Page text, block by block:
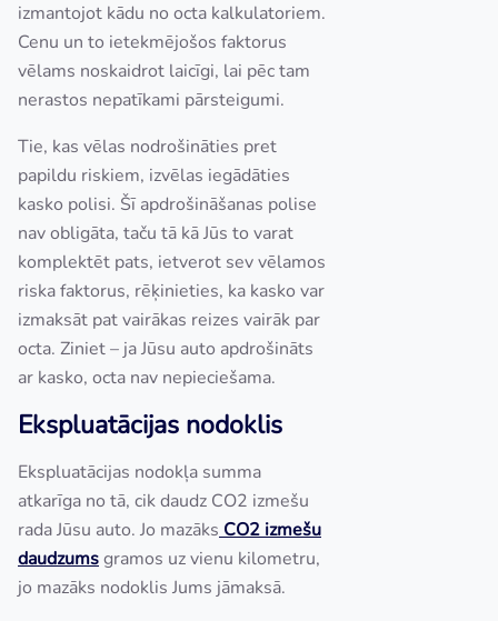
izmantojot kādu no octa kalkulatoriem.
Cenu un to ietekmējošos faktorus
vēlams noskaidrot laicīgi, lai pēc tam
nerastos nepatīkami pārsteigumi.
Tie, kas vēlas nodrošināties pret
papildu riskiem, izvēlas iegādāties
kasko polisi. Šī apdrošināšanas polise
nav obligāta, taču tā kā Jūs to varat
komplektēt pats, ietverot sev vēlamos
riska faktorus, rēķinieties, ka kasko var
izmaksāt pat vairākas reizes vairāk par
octa. Ziniet – ja Jūsu auto apdrošināts
ar kasko, octa nav nepieciešama.
Ekspluatācijas nodoklis
Ekspluatācijas nodokļa summa
atkarīga no tā, cik daudz CO2 izmešu
rada Jūsu auto. Jo mazāks CO2 izmešu
daudzumsgramos uz vienu kilometru,
jo mazāks nodoklis Jums jāmaksā.